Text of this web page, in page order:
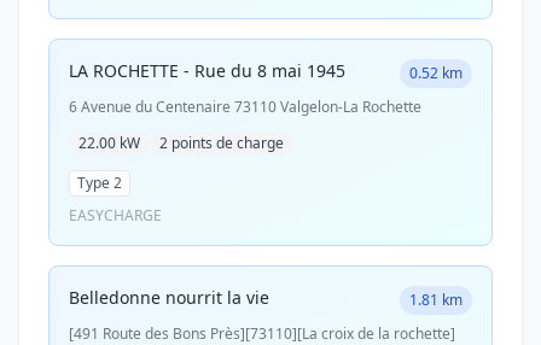
LA ROCHETTE - Rue du 8 mai 1945
0.52 km
6 Avenue du Centenaire 73110 Valgelon-La Rochette
22.00 kW
2 points de charge
Type 2
EASYCHARGE
Belledonne nourrit la vie
1.81 km
[491 Route des Bons Près][73110][La croix de la rochette]